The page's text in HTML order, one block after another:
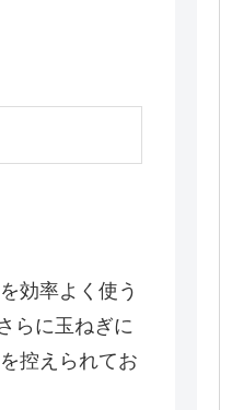
効率よく使う
らに玉ねぎに
控えられてお